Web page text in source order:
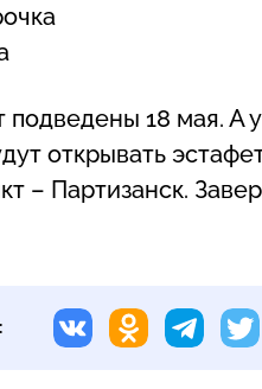
подведены 18 мая.
открывать
– Партизанск.